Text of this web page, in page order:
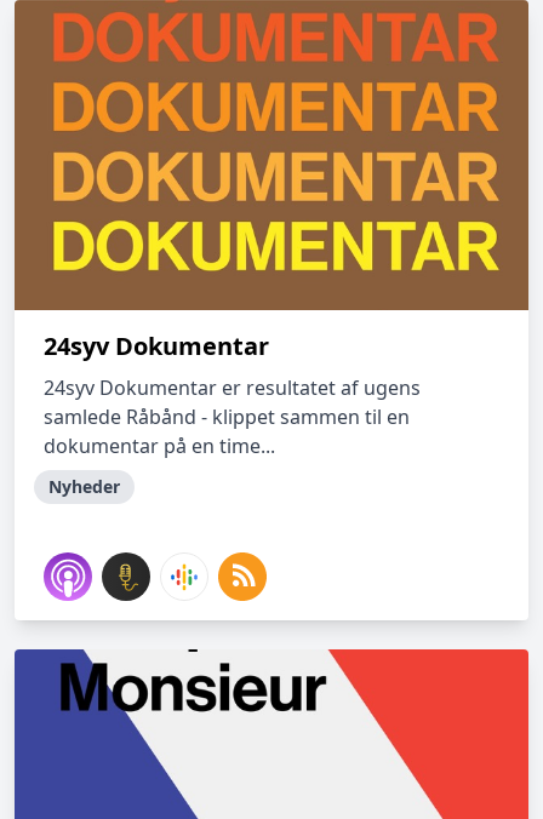
24syv Dokumentar
24syv Dokumentar er resultatet af ugens
samlede Råbånd - klippet sammen til en
dokumentar på en time...
Nyheder